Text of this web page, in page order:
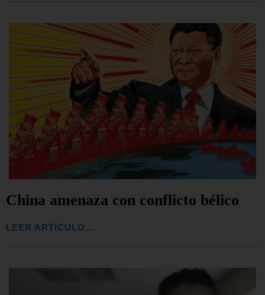
China amenaza con conflicto bélico
LEER ARTÍCULO...